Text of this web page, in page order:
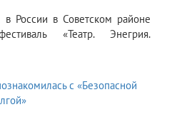
в России в Советском районе
«Театр. Энегрия.